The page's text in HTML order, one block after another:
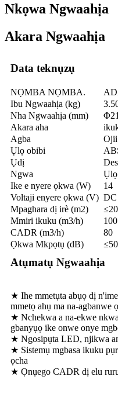
Nkọwa Ngwaahịa
Akara Ngwaahịa
Data teknụzụ
NỌMBA NỌMBA.
Ibu Ngwaahịa (kg)
Nha Ngwaahịa (mm)
Akara aha
Agba
Ụlọ obibi
Ụdị
Ngwa
Ike e nyere ọkwa (W)
14
Voltaji enyere ọkwa (V)
Mpaghara dị irè (m2)
Mmiri ikuku (m3/h)
100
CADR (m3/h)
80
Ọkwa Mkpọtụ (dB)
≤50
Atụmatụ Ngwaahịa
★ Ihe mmetụta abụọ dị
mmetọ ahụ ma na-agbanwe
★ Nchekwa a na-ekwe
gbanyụọ ike onwe onye
★ Ngosipụta LED, njikwa
★ Sistemụ mgbasa ikuku
ọcha
★ Ọnụego CADR dị elu